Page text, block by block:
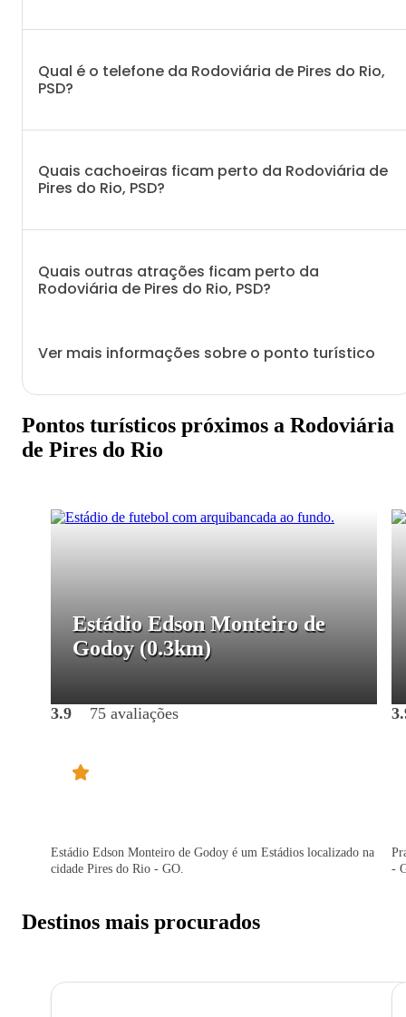
Qual é o telefone da Rodoviária de Pires do Rio,
PSD?
Quais cachoeiras ficam perto da Rodoviária de
Pires do Rio, PSD?
Quais outras atrações ficam perto da
Rodoviária de Pires do Rio, PSD?
Ver mais informações sobre o ponto turístico
Pontos turísticos próximos a Rodoviária
de Pires do Rio
Estádio Edson Monteiro de
Godoy (0.3km)
3.9 75 avaliações
Estádio Edson Monteiro de Godoy é um Estádios localizado na
cidade Pires do Rio - GO.
-
Destinos mais procurados